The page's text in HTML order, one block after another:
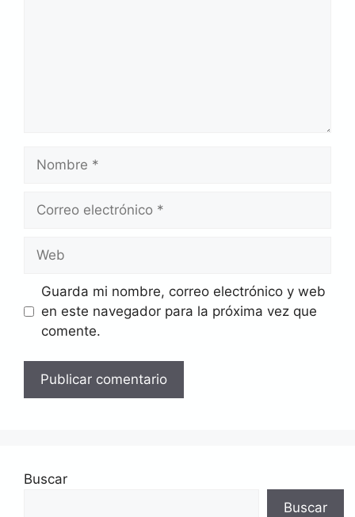
electrónico
Guarda mi nombre, correo electrónico y web
en este navegador para la próxima vez que
comente.
Buscar
Buscar